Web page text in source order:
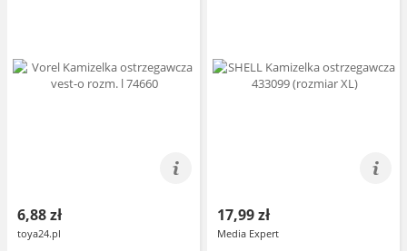
6,88 zł
toya24.pl
17,99 zł
Media Expert